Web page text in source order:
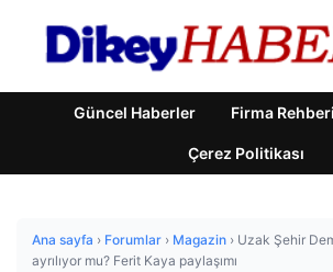
Güncel Haberler Firma Rehberi
Çerez Politikası
Ana sayfa › Forumlar › Magazin › Uzak Şehir
ayrılıyor mu? Ferit Kaya paylaşımı